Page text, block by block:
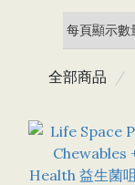
全部商品